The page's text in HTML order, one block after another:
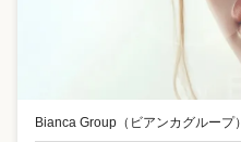
Bianca Group（ビアンカグループ）